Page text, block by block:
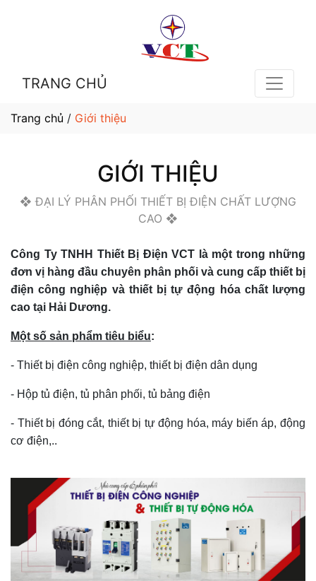
TRANG CHỦ
Trang chủ / Giới thiệu
GIỚI THIỆU
❖ ĐẠI LÝ PHÂN PHỐI THIẾT BỊ ĐIỆN CHẤT LƯỢNG
CAO ❖
Công Ty TNHH Thiết Bị Điện VCT là một trong những
đơn vị hàng đầu chuyên phân phối và cung cấp thiết bị
điện công nghiệp và thiết bị tự động hóa chất lượng
cao tại Hải Dương.
Một số sản phẩm tiêu biểu:
- Thiết bị điện công nghiệp, thiết bị điện dân dụng
- Hộp tủ điện, tủ phân phối, tủ bảng điện
- Thiết bị đóng cắt, thiết bị tự động hóa, máy biến áp, động
cơ điện,..